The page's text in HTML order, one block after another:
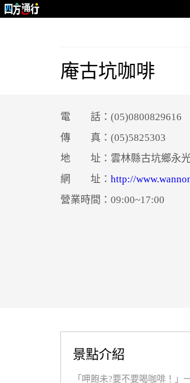
庵古坑咖啡
電 話：(05)0800829616
傳 真：(05)5825303
地 址：雲林縣古坑鄉永光
網 址： http://
營業時間：09:00~17:00
景點介紹
「呷飽未?要不要喝咖啡！」